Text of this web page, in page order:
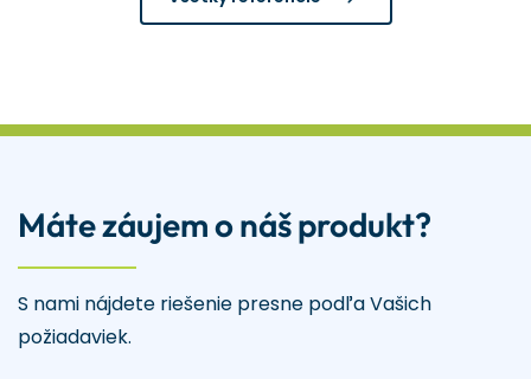
Máte záujem o náš produkt?
S nami nájdete riešenie presne podľa Vašich
požiadaviek.